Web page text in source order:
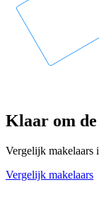
Klaar om de
Vergelijk makelaars
Vergelijk makelaars